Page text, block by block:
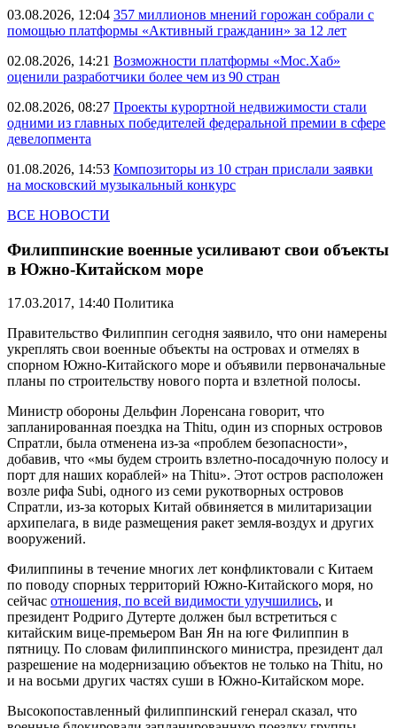
03.08.2026, 12:04 357 миллионов мнений горожан собрали с
помощью платформы «Активный гражданин» за 12 лет
02.08.2026, 14:21 Возможности платформы «Мос.Хаб»
оценили разработчики более чем из 90 стран
02.08.2026, 08:27 Проекты курортной недвижимости стали
одними из главных победителей федеральной премии в сфере
девелопмента
01.08.2026, 14:53 Композиторы из 10 стран прислали заявки
на московский музыкальный конкурс
ВСЕ НОВОСТИ
Филиппинские военные усиливают свои объекты
в Южно-Китайском море
17.03.2017, 14:40 Политика
Правительство Филиппин сегодня заявило, что они намерены
укреплять свои военные объекты на островах и отмелях в
спорном Южно-Китайского море и объявили первоначальные
планы по строительству нового порта и взлетной полосы.
Министр обороны Дельфин Лоренсана говорит, что
запланированная поездка на Thitu, один из спорных островов
Спратли, была отменена из-за «проблем безопасности»,
добавив, что «мы будем строить взлетно-посадочную полосу и
порт для наших кораблей» на Thitu». Этот остров расположен
возле рифа Subi, одного из семи рукотворных островов
Спратли, из-за которых Китай обвиняется в милитаризации
архипелага, в виде размещения ракет земля-воздух и других
вооружений.
Филиппины в течение многих лет конфликтовали с Китаем
по поводу спорных территорий Южно-Китайского моря, но
сейчас отношения, по всей видимости улучшились, и
президент Родриго Дутерте должен был встретиться с
китайским вице-премьером Ван Ян на юге Филиппин в
пятницу. По словам филиппинского министра, президент дал
разрешение на модернизацию объектов не только на Thitu, но
и на восьми других частях суши в Южно-Китайском море.
Высокопоставленный филиппинский генерал сказал, что